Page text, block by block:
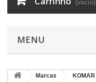
(vazio)
MENU
Marcas
KOMAR